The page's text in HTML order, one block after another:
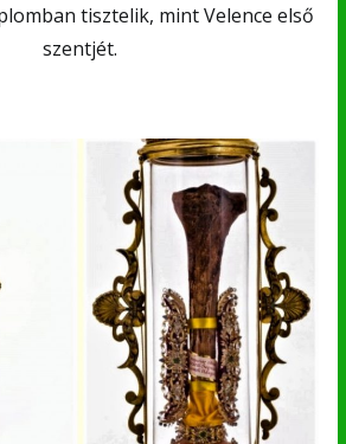
tisztelik, mint Velence első
szentjét.